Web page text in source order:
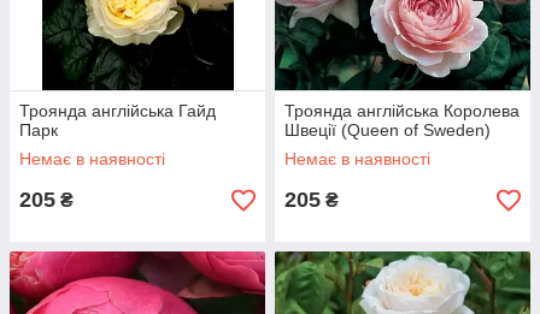
Троянда англійська Гайд
Парк
Немає в наявності
205 ₴
Троянда англійська Королева
Швеції (Queen of Sweden)
Немає в наявності
205 ₴